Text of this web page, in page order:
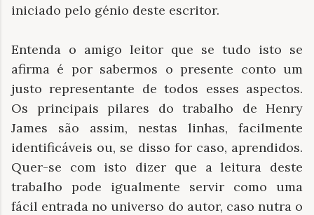
iniciado pelo génio deste escritor.
Entenda o amigo leitor que se tudo isto se
afirma é por sabermos o presente conto um
justo representante de todos esses aspectos.
Os principais pilares do trabalho de Henry
James são assim, nestas linhas, facilmente
identificáveis ou, se disso for caso, aprendidos.
Quer-se com isto dizer que a leitura deste
trabalho pode igualmente servir como uma
fácil entrada no universo do autor, caso nutra o